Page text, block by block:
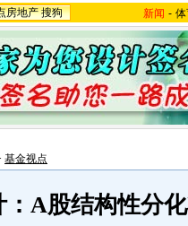
房地产 搜狗 新闻 -
基金视点
A股结构性分